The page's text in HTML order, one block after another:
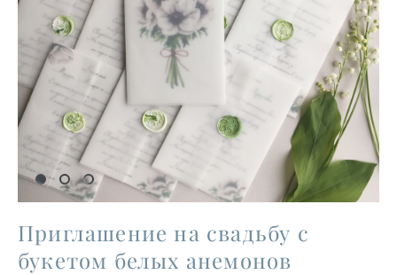
Приглашение на свадьбу с
букетом белых анемонов